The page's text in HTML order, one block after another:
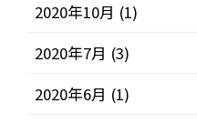
2020年10月 (1)
2020年7月 (3)
2020年6月 (1)